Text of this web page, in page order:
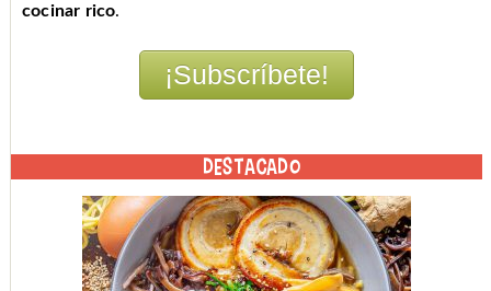
cocinar rico.
DESTACADO